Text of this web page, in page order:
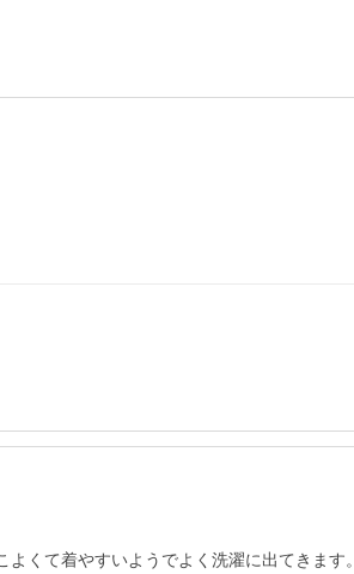
くて着やすいようでよく洗濯に出てきます。